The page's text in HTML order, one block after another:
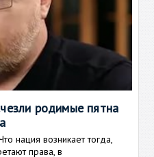
родимые пятна
нация возникает тогда,
права, в